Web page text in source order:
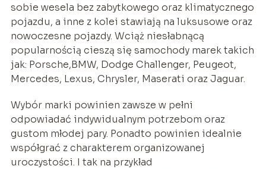
sobie wesela bez zabytkowego oraz klimatycznego
pojazdu, a inne z kolei stawiają na luksusowe oraz
nowoczesne pojazdy. Wciąż niesłabnącą
popularnością cieszą się samochody marek takich
jak: Porsche,BMW, Dodge Challenger, Peugeot,
Mercedes, Lexus, Chrysler, Maserati oraz Jaguar.
Wybór marki powinien zawsze w pełni
odpowiadać indywidualnym potrzebom oraz
gustom młodej pary. Ponadto powinien idealnie
współgrać z charakterem organizowanej
uroczystości. I tak na przykład